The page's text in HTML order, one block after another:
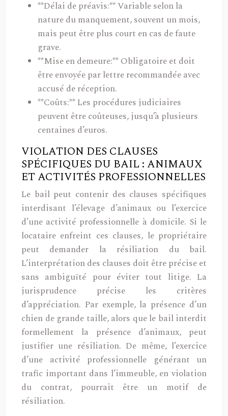
**Délai de préavis:** Variable selon la
nature du manquement, souvent un mois,
mais peut être plus court en cas de faute
grave.
**Mise en demeure:** Obligatoire et doit
être envoyée par lettre recommandée avec
accusé de réception.
**Coûts:** Les procédures judiciaires
peuvent être coûteuses, jusqu’à plusieurs
centaines d’euros.
VIOLATION DES CLAUSES
SPÉCIFIQUES DU BAIL : ANIMAUX
ET ACTIVITÉS PROFESSIONNELLES
Le bail peut contenir des clauses spécifiques
interdisant l’élevage d’animaux ou l’exercice
d’une activité professionnelle à domicile. Si le
locataire enfreint ces clauses, le propriétaire
peut demander la résiliation du bail.
L’interprétation des clauses doit être précise et
sans ambiguïté pour éviter tout litige. La
jurisprudence précise les critères
d’appréciation. Par exemple, la présence d’un
chien de grande taille, alors que le bail interdit
formellement la présence d’animaux, peut
justifier une résiliation. De même, l’exercice
d’une activité professionnelle générant un
trafic important dans l’immeuble, en violation
du contrat, pourrait être un motif de
résiliation.